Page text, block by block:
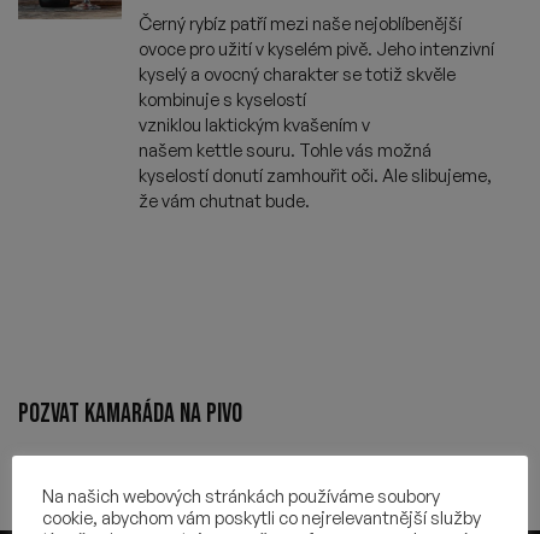
Černý rybíz patří mezi naše nejoblíbenější
ovoce pro užití v kyselém pivě. Jeho intenzivní
kyselý a ovocný charakter se totiž skvěle
kombinuje s kyselostí
vzniklou laktickým kvašením v
našem kettle souru. Tohle vás možná
kyselostí donutí zamhouřit oči. Ale slibujeme,
že vám chutnat bude.
POZVAT KAMARÁDA NA PIVO
Na našich webových stránkách používáme soubory
cookie, abychom vám poskytli co nejrelevantnější služby